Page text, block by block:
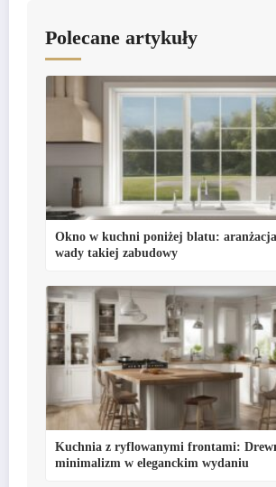
Polecane artykuły
Okno w kuchni poniżej blatu:
wady takiej zabudowy
Kuchnia z ryflowanymi frontami:
minimalizm w eleganckim wydaniu